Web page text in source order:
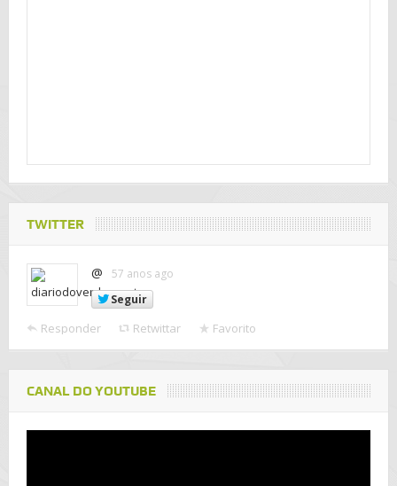
TWITTER
@
57 anos ago
Seguir
Responder Retwittar Favorito
CANAL DO YOUTUBE